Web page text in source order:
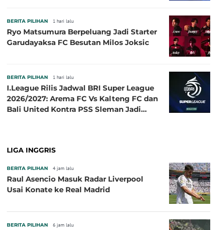
BERITA PILIHAN 1 hari lalu
Ryo Matsumura Berpeluang Jadi Starter
Garudayaksa FC Besutan Milos Joksic
BERITA PILIHAN 1 hari lalu
I.League Rilis Jadwal BRI Super League
2026/2027: Arema FC Vs Kalteng FC dan
Bali United Kontra PSS Sleman Jadi
LIGA INGGRIS
BERITA PILIHAN 4 jam lalu
Raul Asencio Masuk Radar Liverpool
Usai Konate ke Real Madrid
BERITA PILIHAN 6 jam lalu